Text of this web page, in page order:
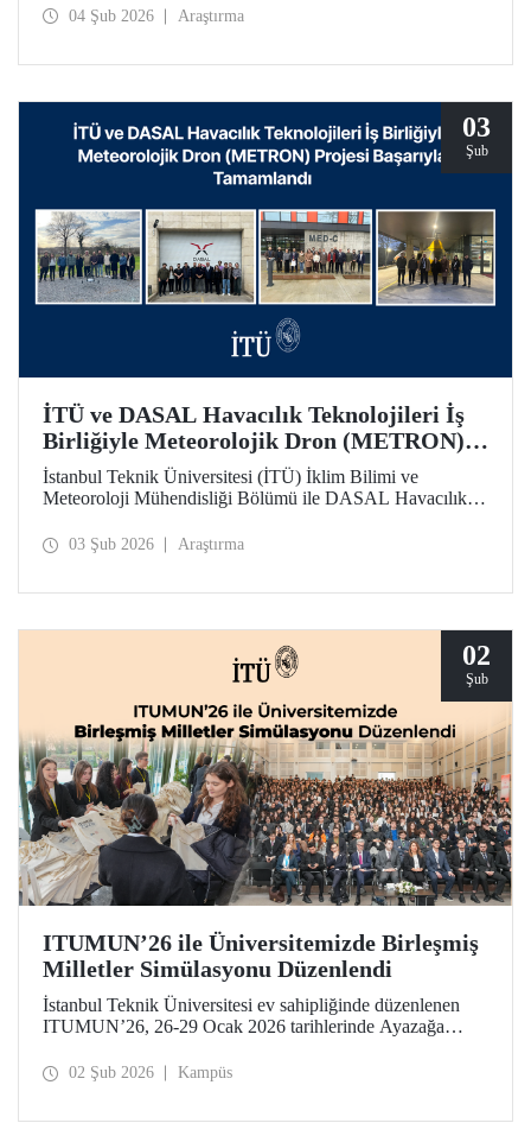
uluslararası ölçekte önemli bir çalıştay düzenliyor.
04 Şub 2026 Araştırma
03
Şub
İTÜ ve DASAL Havacılık Teknolojileri İş
Birliğiyle Meteorolojik Dron (METRON)
Projesi Başarıyla Tamamlandı
İstanbul Teknik Üniversitesi (İTÜ) İklim Bilimi ve
Meteoroloji Mühendisliği Bölümü ile DASAL Havacılık
üniversite - sanayi iş birliği kapsamında yürütülen
03 Şub 2026 Araştırma
02
Şub
ITUMUN’26 ile Üniversitemizde Birleşmiş
Milletler Simülasyonu Düzenlendi
İstanbul Teknik Üniversitesi ev sahipliğinde düzenlenen
ITUMUN’26, 26-29 Ocak 2026 tarihlerinde Ayazağa
hakları ve ekonomi gibi farklı temalara odaklanan 14
02 Şub 2026 Kampüs